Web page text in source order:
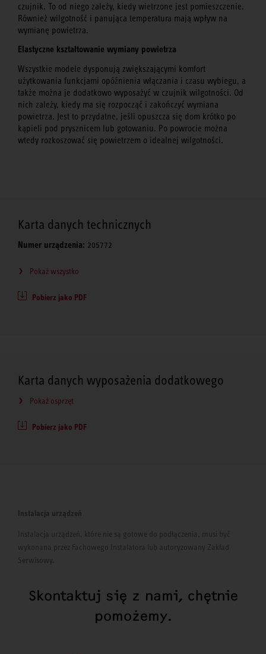
czujnik. To od niego zależy, kiedy wietrzone jest pomieszczenie.
Również wilgotność i panująca temperatura mają wpływ na
wymianę powietrza.
Elastyczne kształtowanie wymiany powietrza
Wszystkie modele dysponują zwiększającymi komfort
użytkowania funkcjami opóźnienia włączania i czasu wybiegu, a
także można je dodatkowo wyposażyć w czujnik wilgotności. Od
nich zależy, kiedy ma się rozpocząć i zakończyć wymiana
powietrza. Jest to przydatne, jeśli opuszcza się dom krótko po
kąpieli pod prysznicem lub gotowaniu. Po powrocie można
wtedy rozkoszować się powietrzem o idealnej wilgotności.
Karta danych technicznych
Numer urządzenia: 205772
Pokaż wszystko
Pobierz jako PDF
Karta danych wyposażenia dodatkowego
Pokaż osprzęt
Pobierz jako PDF
Instalacja urządzeń
Instalacja urządzeń, które nie są gotowe do podłączenia, musi być
wykonana przez Fachowego Instalatora lub autoryzowany Zakład
Serwisowy.
Skontaktuj się z nami, chętnie
pomożemy.